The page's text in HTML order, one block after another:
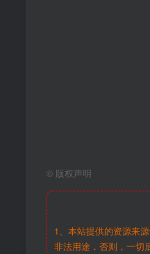
© 版权声明
1、本站提供的资源来
非法用途，否则，一切